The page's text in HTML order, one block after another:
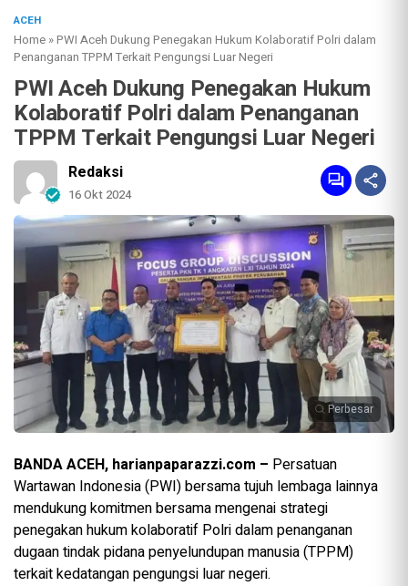
ACEH
Home »PWI Aceh Dukung Penegakan Hukum Kolaboratif Polri dalam
Penanganan TPPM Terkait Pengungsi Luar Negeri
PWI Aceh Dukung Penegakan Hukum
Kolaboratif Polri dalam Penanganan
TPPM Terkait Pengungsi Luar Negeri
Redaksi
16 Okt 2024
Perbesar
BANDA ACEH, harianpaparazzi.com – Persatuan
Wartawan Indonesia (PWI) bersama tujuh lembaga lainnya
mendukung komitmen bersama mengenai strategi
penegakan hukum kolaboratif Polri dalam penanganan
dugaan tindak pidana penyelundupan manusia (TPPM)
terkait kedatangan pengungsi luar negeri.